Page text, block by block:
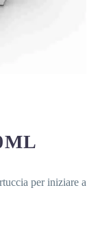
per iniziare a